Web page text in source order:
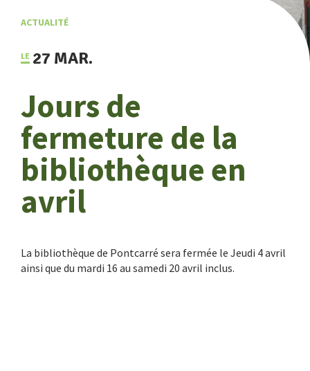
ACTUALITÉ
27 MAR.
Jours de
fermeture de la
bibliothèque en
avril
La bibliothèque de Pontcarré sera fermée le Jeudi 4 avril
ainsi que du mardi 16 au samedi 20 avril inclus.